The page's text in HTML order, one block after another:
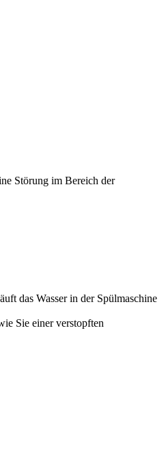
Störung im Bereich der
das Wasser in der Spülmaschine
Sie einer verstopften